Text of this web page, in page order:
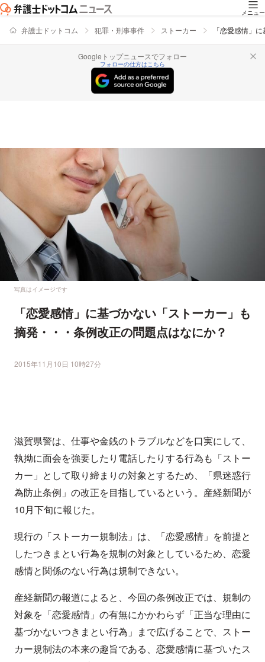
メニュー
弁護士ドットコム 犯罪・刑事事件 ストーカー 「恋愛感情」
Googleトップニュースでフォロー
フォローの仕方はこちら
写真はイメージです
「恋愛感情」に基づかない「ストーカー」も
摘発・・・条例改正の問題点はなにか？
2015年11月10日 10時27分
滋賀県警は、仕事や金銭のトラブルなどを口実にして、
執拗に面会を強要したり電話したりする行為も「ストー
カー」として取り締まりの対象とするため、「県迷惑行
為防止条例」の改正を目指しているという。産経新聞が
10月下旬に報じた。
現行の「ストーカー規制法」は、「恋愛感情」を前提と
したつきまとい行為を規制の対象としているため、恋愛
感情と関係のない行為は規制できない。
産経新聞の報道によると、今回の条例改正では、規制の
対象を「恋愛感情」の有無にかかわらず「正当な理由に
基づかないつきまとい行為」まで広げることで、ストー
カー規制法の本来の趣旨である、恋愛感情に基づいたス